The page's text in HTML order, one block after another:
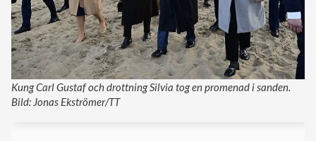
Kung Carl Gustaf och drottning Silvia tog en promenad i sanden.
Bild: Jonas Ekströmer/TT